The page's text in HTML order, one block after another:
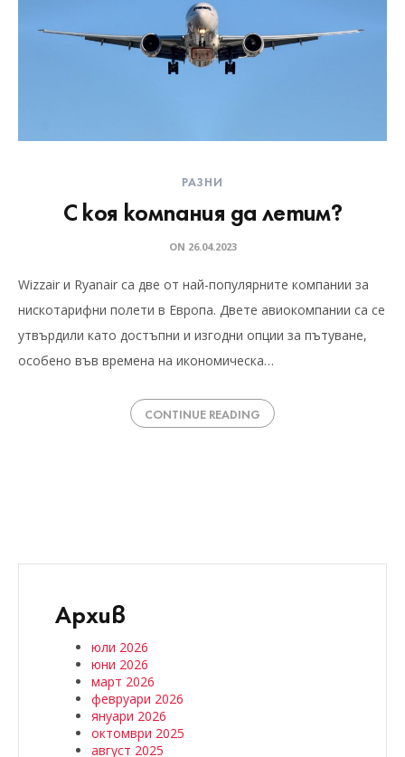
РАЗНИ
С коя компания да летим?
ON 26.04.2023
Wizzair и Ryanair са две от най-популярните компании за
нискотарифни полети в Европа. Двете авиокомпании са се
утвърдили като достъпни и изгодни опции за пътуване,
особено във времена на икономическа…
CONTINUE READING
Архив
юли 2026
юни 2026
март 2026
февруари 2026
януари 2026
октомври 2025
август 2025